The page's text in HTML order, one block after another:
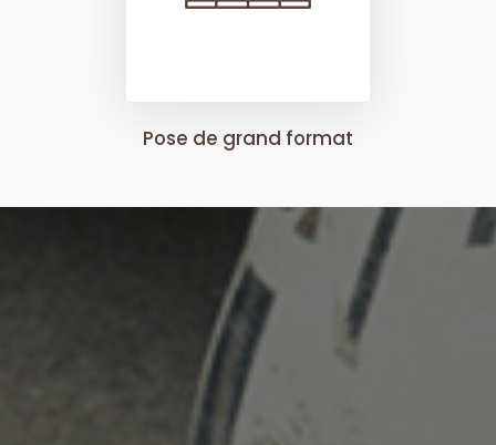
Pose de grand format